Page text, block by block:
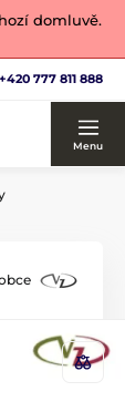
domluvě.
+420 777 811 888
Menu